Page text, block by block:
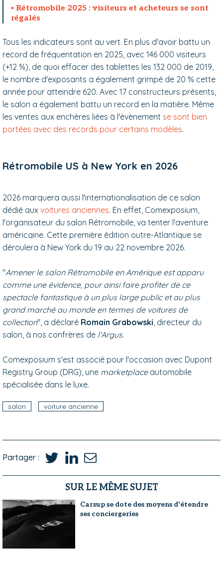
Rétromobile 2025 : visiteurs et acheteurs se sont
régalés
Tous les indicateurs sont au vert. En plus d'avoir battu un
record de fréquentation en 2025, avec 146 000 visiteurs
(+12 %), de quoi effacer des tablettes les 132 000 de 2019,
le nombre d'exposants a également grimpé de 20 % cette
année pour atteindre 620. Avec 17 constructeurs présents,
le salon a également battu un record en la matière. Même
les ventes aux enchères liées à l'évènement se sont bien
portées avec des records pour certains modèles.
Rétromobile US à New York en 2026
2026 marquera aussi l'internationalisation de ce salon
dédié aux voitures anciennes. En effet, Comexposium,
l'organisateur du salon Rétromobile, va tenter l'aventure
américaine. Cette première édition outre-Atlantique se
déroulera à New York du 19 au 22 novembre 2026.
"Amener le salon Rétromobile en Amérique est apparu
comme une évidence, pour ainsi faire profiter de ce
spectacle fantastique à un plus large public et au plus
grand marché au monde en termes de voitures de
collection", a déclaré Romain Grabowski , directeur du
salon, à nos confrères de l'Argus.
Comexposium s'est associé pour l'occasion avec Dupont
Registry Group (DRG), une marketplaceautomobile
spécialisée dans le luxe.
salon voiture ancienne
Partager :
SUR LE MÊME SUJET
Carsup se dote des moyens d'étendre
ses conciergeries